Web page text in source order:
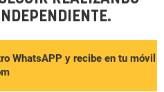
WhatsAPP y recibe en tu móvil